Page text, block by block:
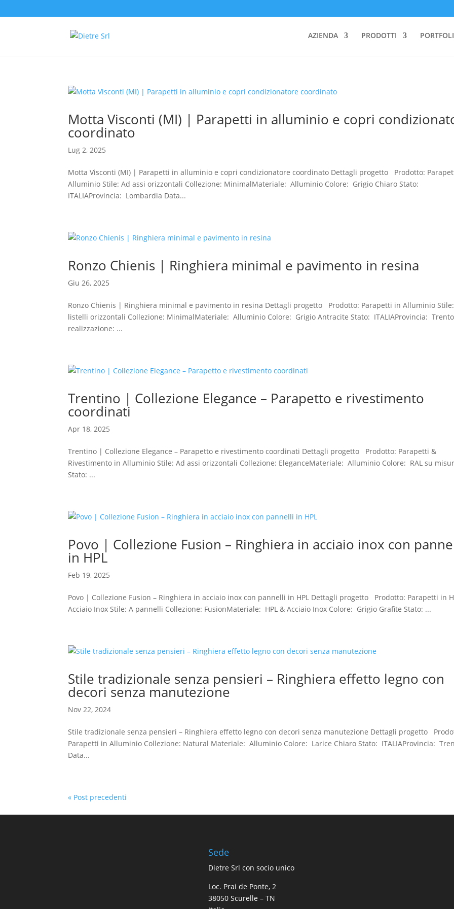
AZIENDA PRODOTTI
Motta Visconti (MI) | Parapetti in alluminio e copri
coordinato
Lug 2, 2025
Motta Visconti (MI) | Parapetti in alluminio e copri condizionatore coordinato Dettagli progetto Prodotto:
Alluminio Stile: Ad assi orizzontali Collezione: MinimalMateriale: Alluminio Colore: Grigio Chiaro Stato:
ITALIAProvincia: Lombardia Data...
Ronzo Chienis | Ringhiera minimal e pavimento in resina
Giu 26, 2025
Ronzo Chienis | Ringhiera minimal e pavimento in resina Dettagli progetto Prodotto: Parapetti in Alluminio
listelli orizzontali Collezione: MinimalMateriale: Alluminio Colore: Grigio Antracite Stato: ITALIAProvincia:
realizzazione: ...
Trentino | Collezione Elegance – Parapetto e rivestimento
coordinati
Apr 18, 2025
Trentino | Collezione Elegance – Parapetto e rivestimento coordinati Dettagli progetto Prodotto: Parapetti &
Rivestimento in Alluminio Stile: Ad assi orizzontali Collezione: EleganceMateriale: Alluminio Colore: RAL su
Stato: ...
Povo | Collezione Fusion – Ringhiera in acciaio inox con
in HPL
Feb 19, 2025
Povo | Collezione Fusion – Ringhiera in acciaio inox con pannelli in HPL Dettagli progetto Prodotto: Parapetti in
Acciaio Inox Stile: A pannelli Collezione: FusionMateriale: HPL & Acciaio Inox Colore: Grigio Grafite Stato: ...
Stile tradizionale senza pensieri – Ringhiera effetto legno con
decori senza manutezione
Nov 22, 2024
Stile tradizionale senza pensieri – Ringhiera effetto legno con decori senza manutezione Dettagli progetto
Parapetti in Alluminio Collezione: Natural Materiale: Alluminio Colore: Larice Chiaro Stato: ITALIAProvincia:
Data...
« Post precedenti
Sede
Dietre Srl con socio unico
Loc. Prai de Ponte, 2
38050 Scurelle – TN